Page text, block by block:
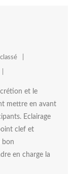
et le
mettre en avant
Eclairage
clef et
bon
en charge la